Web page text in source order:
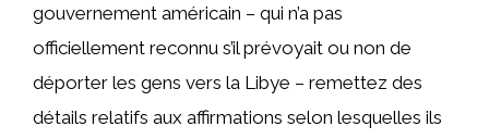
gouvernement américain – qui n’a pas
officiellement reconnu s’il prévoyait ou non de
déporter les gens vers la Libye – remettez des
détails relatifs aux affirmations selon lesquelles ils